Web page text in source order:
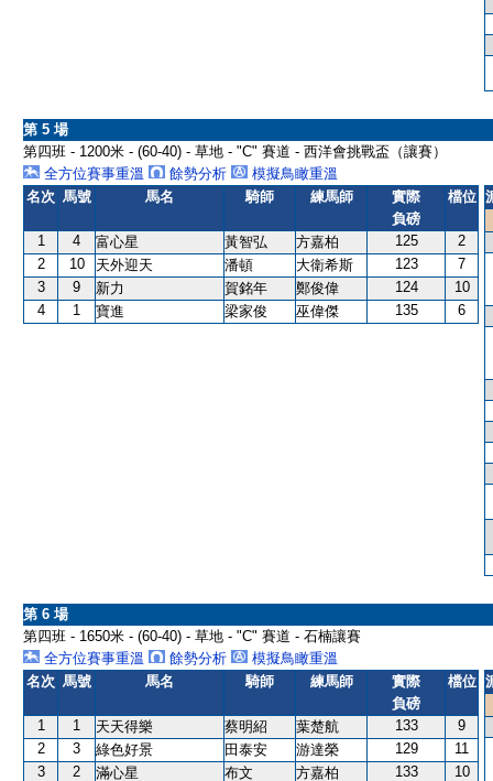
第 5 場
第四班 - 1200米 - (60-40) - 草地 - "C" 賽道 - 西洋會挑戰盃（讓賽）
全方位賽事重溫
餘勢分析
模擬鳥瞰重溫
名次 馬號 馬名 騎師 練馬師
實際
負磅
檔位
1 4 富心星 黃智弘 方嘉柏 125
2
2
10 天外迎天 潘頓 大衛希斯 123
7
3
9 新力 賀銘年 鄭俊偉 124
10
4
1 寶進 梁家俊 巫偉傑 135 6
第 6 場
第四班 - 1650米 - (60-40) - 草地 - "C" 賽道 - 石楠讓賽
全方位賽事重溫
餘勢分析
模擬鳥瞰重溫
名次 馬號 馬名 騎師 練馬師
實際
負磅
檔位
1 1 天天得樂 蔡明紹 葉楚航 133
9
2
3 綠色好景 田泰安 游達榮 129
11
3
2 滿心星 布文 方嘉柏 133
10